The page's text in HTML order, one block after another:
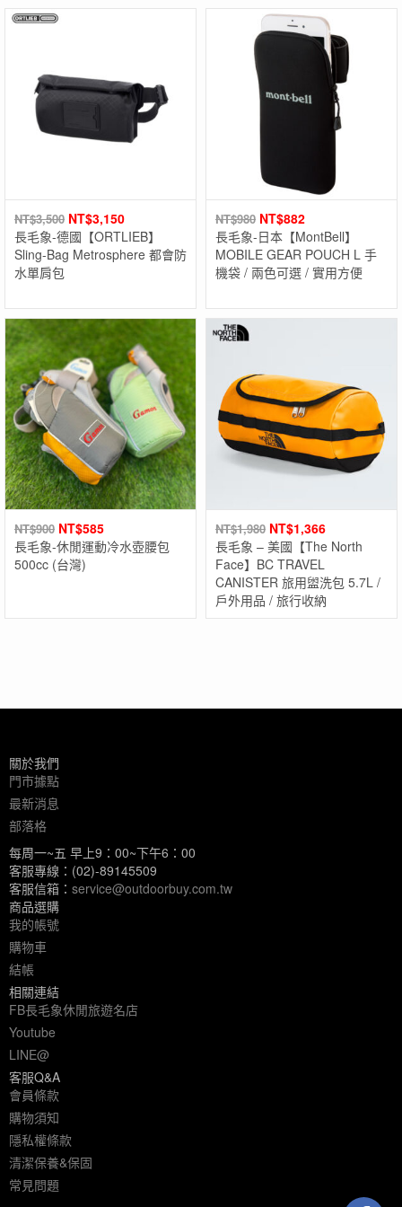
NT$3,500 NT$3,150
長毛象-德國【ORTLIEB】
Sling-Bag Metrosphere 都會防
水單肩包
NT$980 NT$882
長毛象-日本【MontBell】
MOBILE GEAR POUCH L 手
機袋 / 兩色可選 / 實用方便
NT$900 NT$585
長毛象-休閒運動冷水壺腰包
500cc (台灣)
NT$1,980 NT$1,366
長毛象 – 美國【The North
Face】BC TRAVEL
CANISTER 旅用盥洗包 5.7L /
戶外用品 / 旅行收納
關於我們
門市據點
最新消息
部落格
每周一~五 早上9：00~下午6：00
客服專線：(02)-89145509
客服信箱： service@outdoorbuy.com.tw
商品選購
我的帳號
購物車
結帳
相關連結
FB長毛象休閒旅遊名店
Youtube
LINE@
客服Q&A
會員條款
購物須知
隱私權條款
清潔保養&保固
常見問題